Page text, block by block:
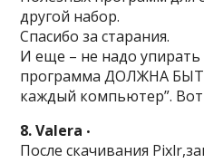
другой набор.
Спасибо за старания.
И еще – не надо упирать
программа ДОЛЖНА
каждый компьютер”.
8. Valera •
После скачивания